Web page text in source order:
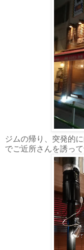
ジムの帰り、突発的
でご近所さんを誘っ